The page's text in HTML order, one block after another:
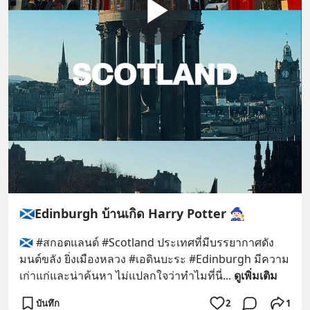
🏴󠁧󠁢󠁳󠁣󠁴󠁿Edinburgh บ้านเกิด Harry Potter 🧙🏻‍♀️
🏴󠁧󠁢󠁳󠁣󠁴󠁿 #สกอตแลนด์ #Scotland ประเทศที่มีบรรยากาศดัง
มนต์ขลัง ยิ่งเมืองหลวง #เอดินบะระ #Edinburgh มีความ
เก่าแก่และน่าค้นหา ไม่แปลกใจว่าทำไมที่นี่... ดูเพิ่มเติม
บันทึก 2 1